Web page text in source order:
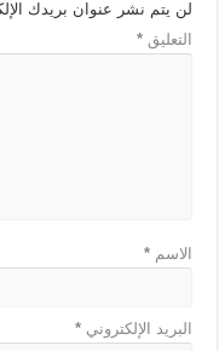
لن يتم نشر عنوان بريدك
التعليق*
الاسم*
البريد الإلكتروني*